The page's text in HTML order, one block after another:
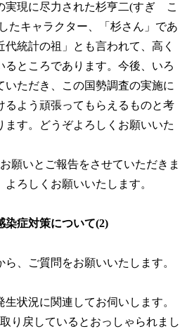
実現に尽力された杉亨二(すぎ こ
たキャラクター、「杉さん」であ
代統計の祖」とも言われて、高く
るところであります。今後、いろ
いただき、この国勢調査の実施に
るよう頑張ってもらえるものと考
ます。どうぞよろしくお願いいた
願いとご報告をさせていただきま
ろしくお願いいたします。
染症対策について(2)
、ご質問をお願いいたします。
生状況に関連してお伺いします。
り戻しているとおっしゃられまし